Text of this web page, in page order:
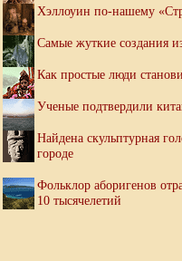
Хэллоуин по-нашему
Самые жуткие создания
Как простые люди
Ученые подтвердили
Найдена скульптурная
городе
Фольклор аборигенов
10 тысячелетий